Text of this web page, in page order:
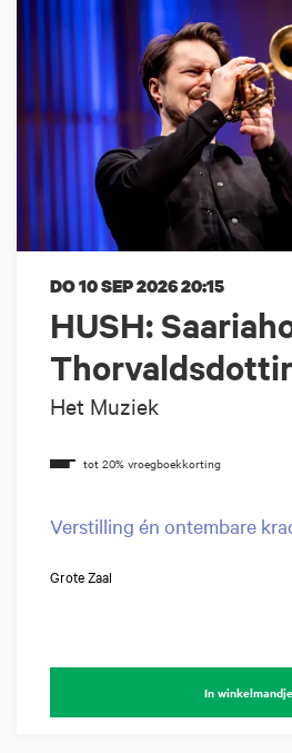
HUSH:
Thorvaldsdottir
Het Muziek
DO 10 SEP 202620:15
Verstilling én ontembare
Grote Zaal
In winkelmandje